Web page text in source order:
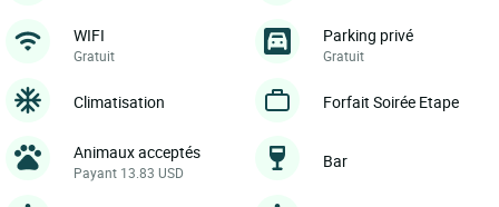
WIFI
Gratuit
Parking privé
Gratuit
Climatisation Forfait Soirée Etape
Animaux acceptés
Payant 13.83 USD
Bar